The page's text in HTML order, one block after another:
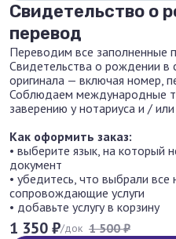
Свидетельство о
перевод
Переводим все заполненные
Свидетельства о рождении в
оригинала — включая номер,
Соблюдаем международные
заверению у нотариуса и /
Как оформить заказ:
• выберите язык, на который
документ
• убедитесь, что выбрали
сопровождающие услуги
• добавьте услугу в корзину
1 350 ₽/док 1 500 ₽